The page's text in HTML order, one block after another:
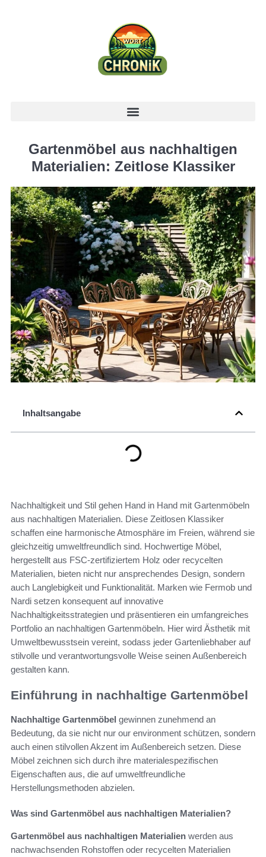
Gartenmöbel aus nachhaltigen
Materialien: Zeitlose Klassiker
Inhaltsangabe
Nachhaltigkeit und Stil gehen Hand in Hand mit Gartenmöbeln
aus nachhaltigen Materialien. Diese Zeitlosen Klassiker
schaffen eine harmonische Atmosphäre im Freien, während sie
gleichzeitig umweltfreundlich sind. Hochwertige Möbel,
hergestellt aus FSC-zertifiziertem Holz oder recycelten
Materialien, bieten nicht nur ansprechendes Design, sondern
auch Langlebigkeit und Funktionalität. Marken wie Fermob und
Nardi setzen konsequent auf innovative
Nachhaltigkeitsstrategien und präsentieren ein umfangreiches
Portfolio an nachhaltigen Gartenmöbeln. Hier wird Ästhetik mit
Umweltbewusstsein vereint, sodass jeder Gartenliebhaber auf
stilvolle und verantwortungsvolle Weise seinen Außenbereich
gestalten kann.
Einführung in nachhaltige Gartenmöbel
Nachhaltige Gartenmöbel gewinnen zunehmend an
Bedeutung, da sie nicht nur our environment schützen, sondern
auch einen stilvollen Akzent im Außenbereich setzen. Diese
Möbel zeichnen sich durch ihre materialespezifischen
Eigenschaften aus, die auf umweltfreundliche
Herstellungsmethoden abzielen.
Was sind Gartenmöbel aus nachhaltigen Materialien?
Gartenmöbel aus nachhaltigen Materialien werden aus
nachwachsenden Rohstoffen oder recycelten Materialien